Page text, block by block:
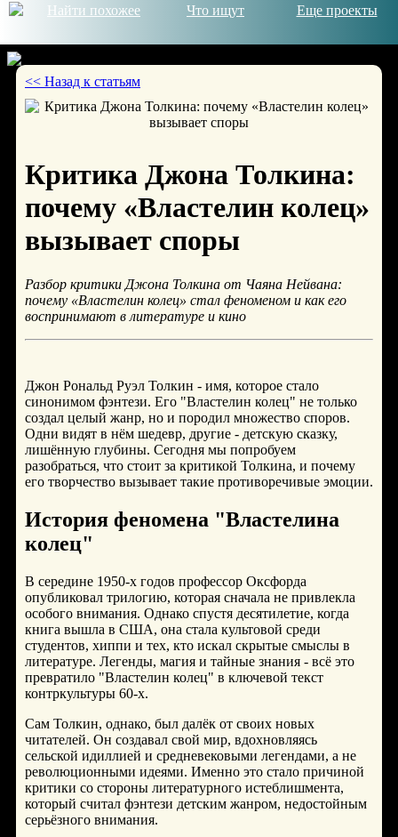
Найти похожее Что ищут Еще проекты
© 2026
<< Назад к статьям
Критика Джона Толкина:
почему «Властелин колец»
вызывает споры
Разбор критики Джона Толкина от Чаяна Нейвана:
почему «Властелин колец» стал феноменом и как его
воспринимают в литературе и кино
Джон Рональд Руэл Толкин - имя, которое стало
синонимом фэнтези. Его "Властелин колец" не только
создал целый жанр, но и породил множество споров.
Одни видят в нём шедевр, другие - детскую сказку,
лишённую глубины. Сегодня мы попробуем
разобраться, что стоит за критикой Толкина, и почему
его творчество вызывает такие противоречивые эмоции.
История феномена "Властелина
колец"
В середине 1950-х годов профессор Оксфорда
опубликовал трилогию, которая сначала не привлекла
особого внимания. Однако спустя десятилетие, когда
книга вышла в США, она стала культовой среди
студентов, хиппи и тех, кто искал скрытые смыслы в
литературе. Легенды, магия и тайные знания - всё это
превратило "Властелин колец" в ключевой текст
контркультуры 60-х.
Сам Толкин, однако, был далёк от своих новых
читателей. Он создавал свой мир, вдохновляясь
сельской идиллией и средневековыми легендами, а не
революционными идеями. Именно это стало причиной
критики со стороны литературного истеблишмента,
который считал фэнтези детским жанром, недостойным
серьёзного внимания.